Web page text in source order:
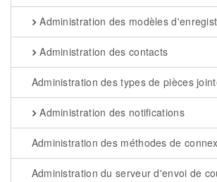
Administration des modèles
Administration des contacts
Administration des types de pièces
Administration des notifications
Administration des méthodes de
Administration du serveur d'envoi de